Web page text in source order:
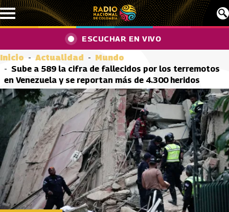
Pasar al contenido principal
ESCUCHAR EN VIVO
Inicio Actualidad
Mundo
Sube a 589 la cifra de fallecidos por los terremotos
en Venezuela y se reportan más de 4.300 heridos